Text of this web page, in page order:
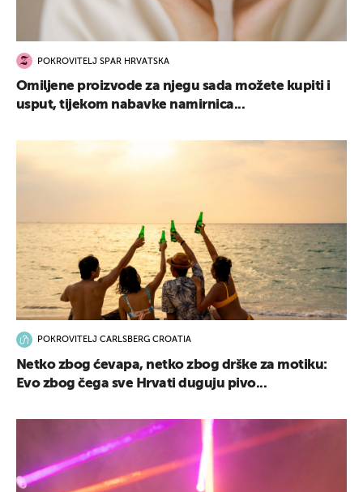
POKROVITELJ SPAR HRVATSKA
Omiljene proizvode za njegu sada možete kupiti i
usput, tijekom nabavke namirnica...
POKROVITELJ CARLSBERG CROATIA
Netko zbog ćevapa, netko zbog drške za motiku:
Evo zbog čega sve Hrvati duguju pivo...